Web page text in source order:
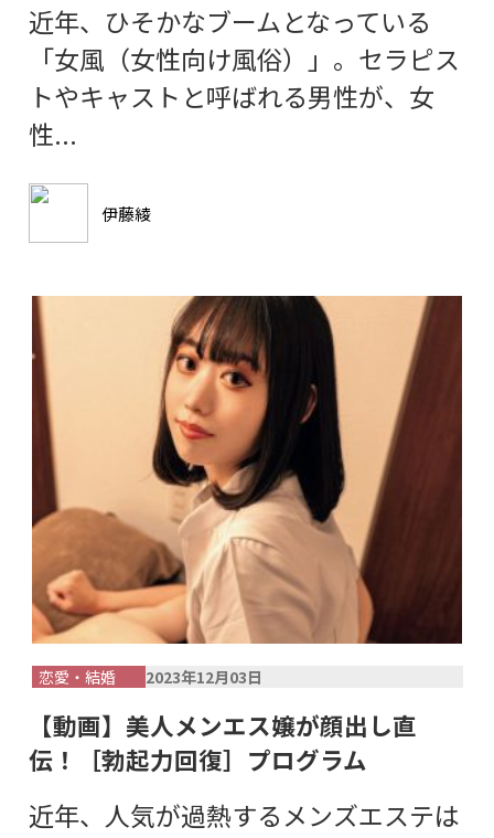
近年、ひそかなブームとなっている
「女風（女性向け風俗）」。セラピス
トやキャストと呼ばれる男性が、女
性...
伊藤綾
恋愛・結婚 2023年12月03日
【動画】美人メンエス嬢が顔出し直
伝！［勃起力回復］プログラム
近年、人気が過熱するメンズエステは